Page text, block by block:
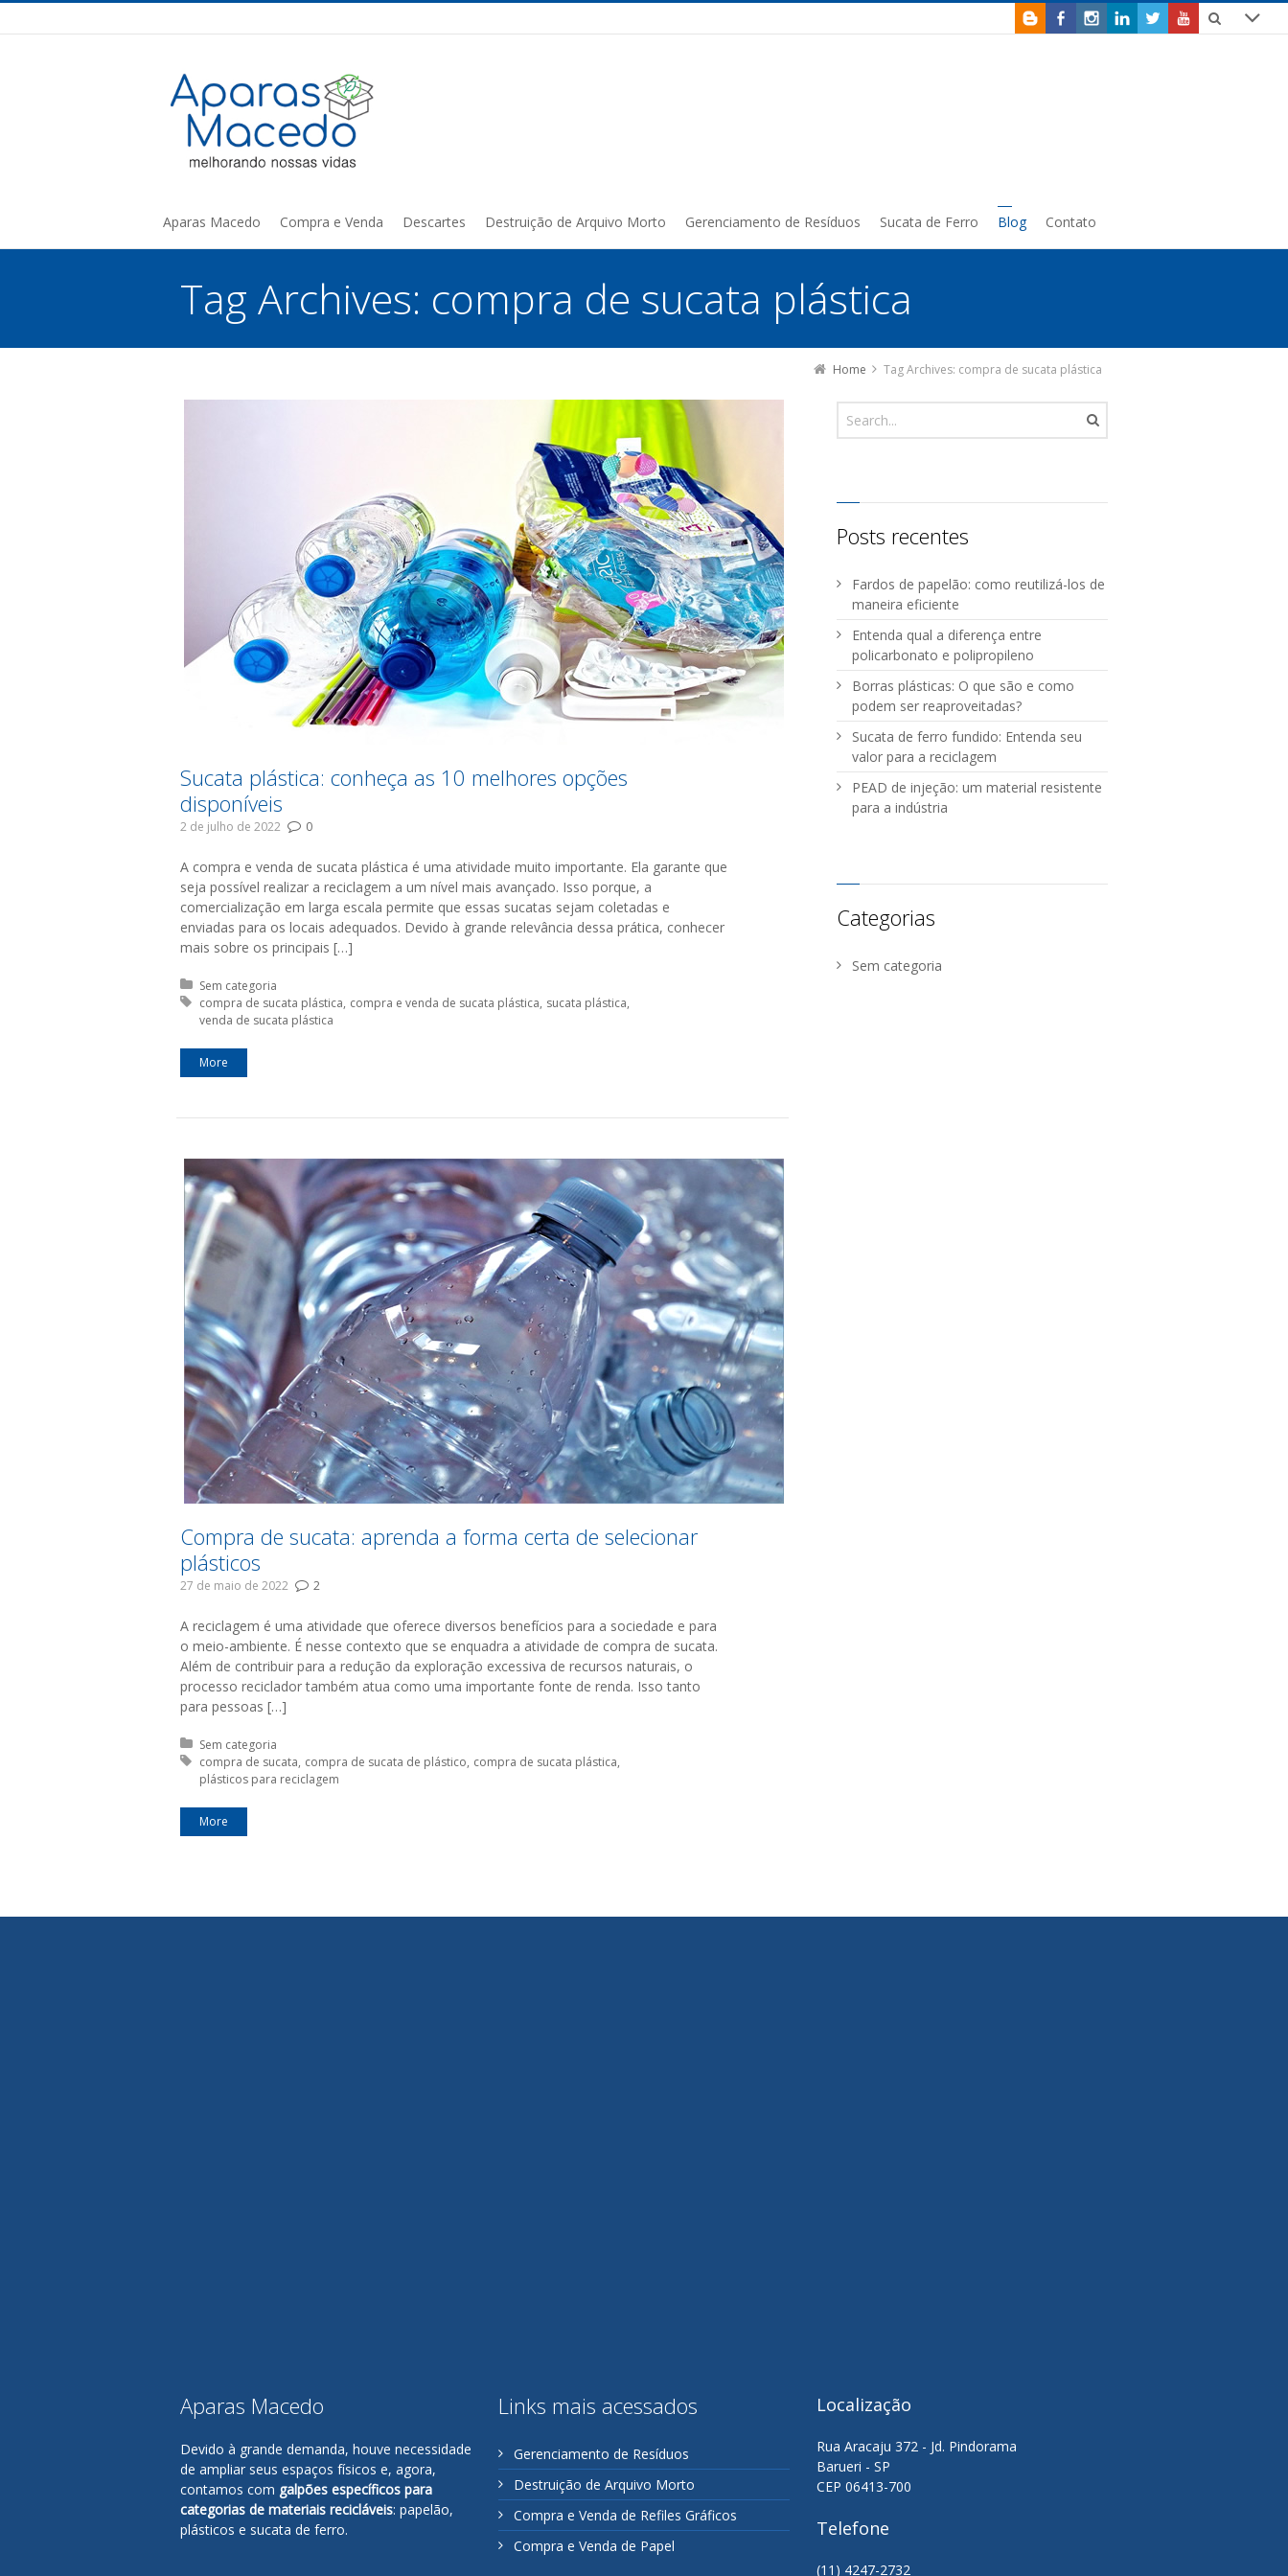
Aparas Macedo Compra e Venda Descartes Destruição de Arquivo Morto Gerenciamento de Resíduos Sucata de Ferro Blog Contato
Tag Archives: compra de sucata plástica
Home Tag Archives: compra de sucata plástica
Sucata plástica: conheça as 10 melhores opções
disponíveis
2 de julho de 2022 0
A compra e venda de sucata plástica é uma atividade muito importante. Ela garante que
seja possível realizar a reciclagem a um nível mais avançado. Isso porque, a
comercialização em larga escala permite que essas sucatas sejam coletadas e
enviadas para os locais adequados. Devido à grande relevância dessa prática, conhecer
mais sobre os principais […]
Posted in:
Sem categoria
Tagged with:
compra de sucata plástica compra e venda de sucata plástica sucata plástica
venda de sucata plástica
More
Compra de sucata: aprenda a forma certa de selecionar
plásticos
27 de maio de 2022 2
A reciclagem é uma atividade que oferece diversos benefícios para a sociedade e para
o meio-ambiente. É nesse contexto que se enquadra a atividade de compra de sucata.
Além de contribuir para a redução da exploração excessiva de recursos naturais, o
processo reciclador também atua como uma importante fonte de renda. Isso tanto
para pessoas […]
Posted in:
Sem categoria
Tagged with:
compra de sucata compra de sucata de plástico compra de sucata plástica
plásticos para reciclagem
More
Posts recentes
Fardos de papelão: como reutilizá-los de
maneira eficiente
Entenda qual a diferença entre
policarbonato e polipropileno
Borras plásticas: O que são e como
podem ser reaproveitadas?
Sucata de ferro fundido: Entenda seu
valor para a reciclagem
PEAD de injeção: um material resistente
para a indústria
Categorias
Sem categoria
Aparas Macedo
Devido à grande demanda, houve necessidade
de ampliar seus espaços físicos e, agora,
contamos com galpões específicos para
categorias de materiais recicláveis: papelão,
plásticos e sucata de ferro.
Links mais acessados
Gerenciamento de Resíduos
Destruição de Arquivo Morto
Compra e Venda de Refiles Gráficos
Compra e Venda de Papel
Localização
Rua Aracaju 372 - Jd. Pindorama
Barueri - SP
CEP 06413-700
Telefone
(11) 4247-2732